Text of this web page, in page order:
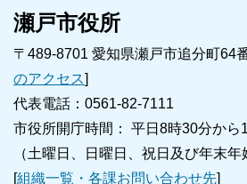
瀬戸市役所
〒489-8701 愛知県瀬戸市追分町64
のアクセス]
代表電話：0561-82-7111
市役所開庁時間： 平日8時30分から
（土曜日、日曜日、祝日及び年末年
[組織一覧・各課お問い合わせ先]